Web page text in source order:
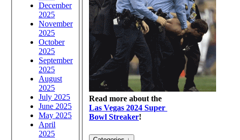
December
2025
November
2025
October
2025
September
2025
August
2025
July 2025
June 2025
May 2025
April
2025
Read more about the
Las Vegas 2024 Super
Bowl Streaker!